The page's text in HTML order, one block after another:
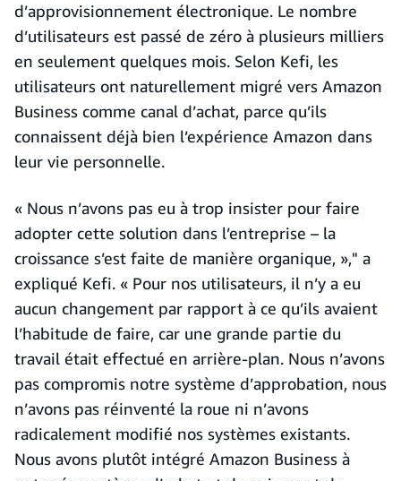
d’approvisionnement électronique. Le nombre
d’utilisateurs est passé de zéro à plusieurs milliers
en seulement quelques mois. Selon Kefi, les
utilisateurs ont naturellement migré vers Amazon
Business comme canal d’achat, parce qu’ils
connaissent déjà bien l’expérience Amazon dans
leur vie personnelle.
« Nous n’avons pas eu à trop insister pour faire
adopter cette solution dans l’entreprise – la
croissance s’est faite de manière organique, »," a
expliqué Kefi. « Pour nos utilisateurs, il n’y a eu
aucun changement par rapport à ce qu’ils avaient
l’habitude de faire, car une grande partie du
travail était effectué en arrière-plan. Nous n’avons
pas compromis notre système d’approbation, nous
n’avons pas réinventé la roue ni n’avons
radicalement modifié nos systèmes existants.
Nous avons plutôt intégré Amazon Business à